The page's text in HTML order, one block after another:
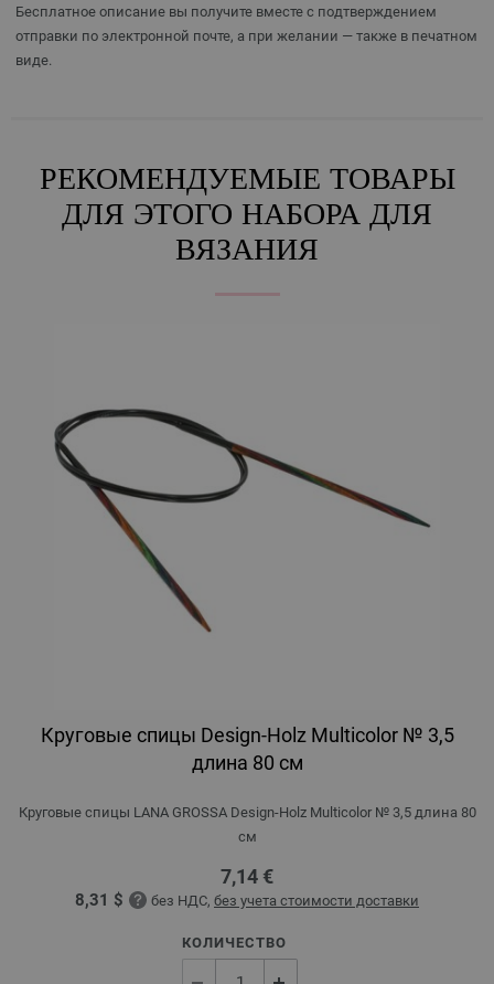
Бесплатное описание вы получите вместе с подтверждением
отправки по электронной почте, а при желании — также в печатном
виде.
РЕКОМЕНДУЕМЫЕ ТОВАРЫ
ДЛЯ ЭТОГО НАБОРА ДЛЯ
ВЯЗАНИЯ
Круговые спицы Design-Holz Multicolor № 3,5
длина 80 см
Круговые спицы LANA GROSSA Design-Holz Multicolor № 3,5 длина 80
см
7,14 €
8,31 $ без НДС, без учета стоимости доставки
КОЛИЧЕСТВО